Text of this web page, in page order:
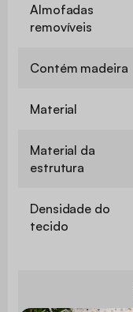
Almofadas
removíveis
Contém madeira
Material
Material da
estrutura
Densidade do
tecido